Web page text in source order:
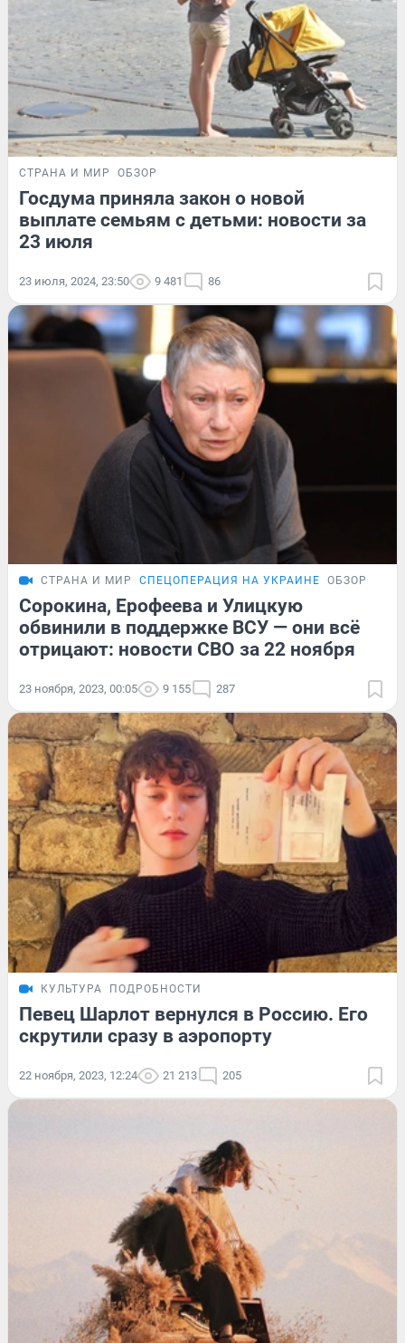
СТРАНА И МИР ОБЗОР
Госдума приняла закон о новой
выплате семьям с детьми: новости за
23 июля
23 июля, 2024, 23:50 9 481 86
СТРАНА И МИР СПЕЦОПЕРАЦИЯ НА УКРАИНЕ ОБЗОР
Сорокина, Ерофеева и Улицкую
обвинили в поддержке ВСУ — они всё
отрицают: новости СВО за 22 ноября
23 ноября, 2023, 00:05 9 155 287
КУЛЬТУРА ПОДРОБНОСТИ
Певец Шарлот вернулся в Россию. Его
скрутили сразу в аэропорту
22 ноября, 2023, 12:24 21 213 205